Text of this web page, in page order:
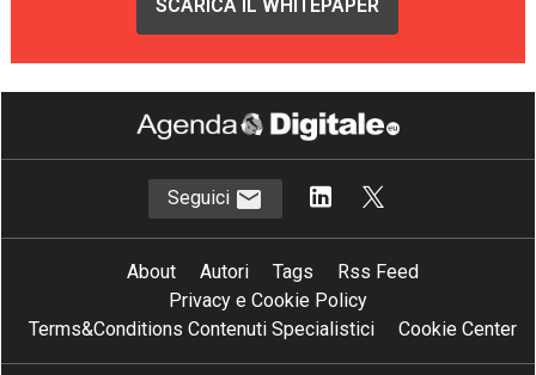
SCARICA IL WHITEPAPER
Seguici
About Autori Tags
Rss Feed
Privacy e Cookie Policy
Terms&Conditions Contenuti Specialistici
Cookie Center